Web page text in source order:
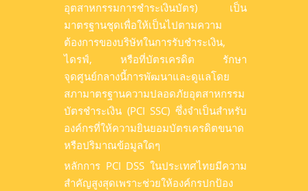
อุตสาหกรรมการชำระเงินบัตร) เป็น
มาตรฐานชุดเพื่อให้เป็นไปตามความ
ต้องการของบริษัทในการรับชำระเงิน,
ไดรฟ์, หรือที่บัตรเครดิต รักษา
จุดศูนย์กลางนี้การพัฒนาและดูแลโดย
สภามาตรฐานความปลอดภัยอุตสาหกรรม
บัตรชำระเงิน (PCI SSC) ซึ่งจำเป็นสำหรับ
องค์กรที่ให้ความยินยอมบัตรเครดิตขนาด
หรือปริมาณข้อมูลใดๆ
หลักการ PCI DSS ในประเทศไทยมีความ
สำคัญสูงสุดเพราะช่วยให้องค์กรปกป้อง